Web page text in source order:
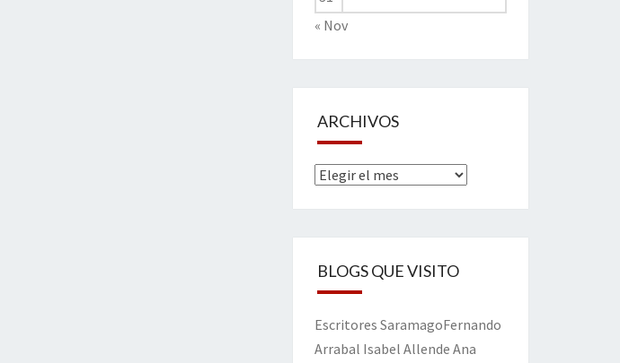
« Nov
ARCHIVOS
Archivos
BLOGS QUE VISITO
Escritores SaramagoFernando
Arrabal Isabel Allende Ana